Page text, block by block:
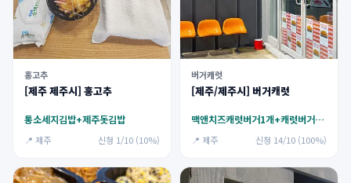
홍고추
[제주 제주시] 홍고추
통소세지김밥+제주돗김밥
📍 제주 신청 1/10 (10%)
버거캐럿
[제주/제주시] 버거캐럿
맥앤치즈캐럿버거1개+캐럿버거1개+캐럿프라이1개+탄산음료2개
📍 제주 신청 14/10 (100%)